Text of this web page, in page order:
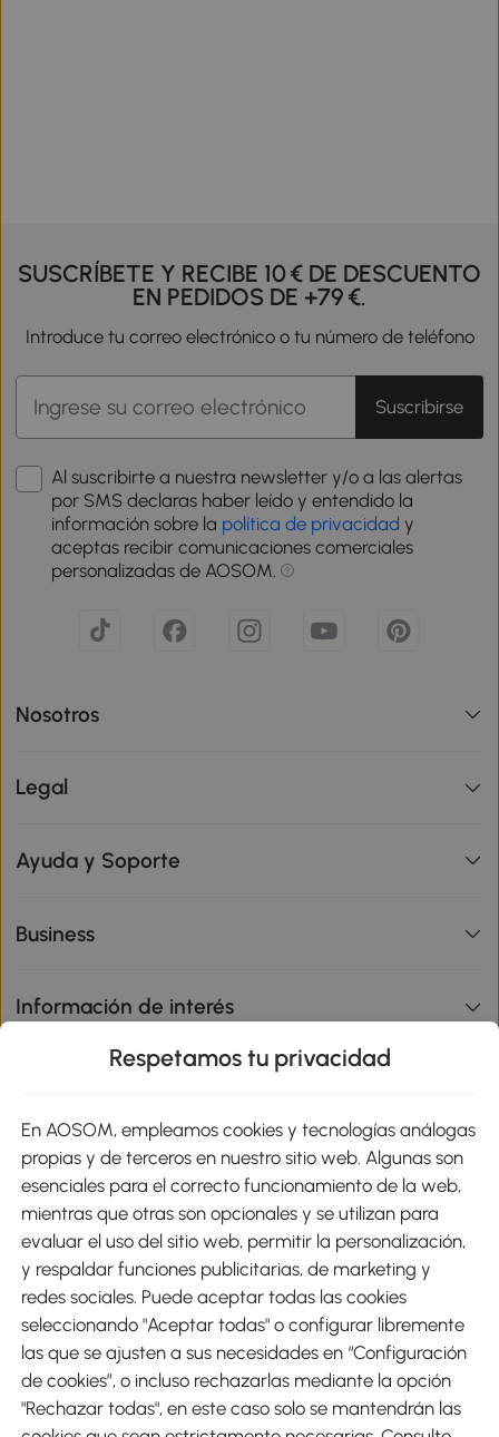
SUSCRÍBETE Y RECIBE 10 € DE DESCUENTO
EN PEDIDOS DE +79 €.
Introduce tu correo electrónico o tu número de teléfono
Suscribirse
Al suscribirte a nuestra newsletter y/o a las alertas
por SMS declaras haber leído y entendido la
información sobre la política de privacidad y
aceptas recibir comunicaciones comerciales
personalizadas de AOSOM.
Nosotros
Legal
Ayuda y Soporte
Business
Información de interés
Métodos de Pago
Envíos
Descargar Aosom App
Respetamos tu privacidad
En AOSOM, empleamos cookies y tecnologías análogas
propias y de terceros en nuestro sitio web. Algunas son
esenciales para el correcto funcionamiento de la web,
mientras que otras son opcionales y se utilizan para
evaluar el uso del sitio web, permitir la personalización,
y respaldar funciones publicitarias, de marketing y
redes sociales. Puede aceptar todas las cookies
seleccionando "Aceptar todas" o configurar libremente
las que se ajusten a sus necesidades en “Configuración
de cookies”, o incluso rechazarlas mediante la opción
"Rechazar todas", en este caso solo se mantendrán las